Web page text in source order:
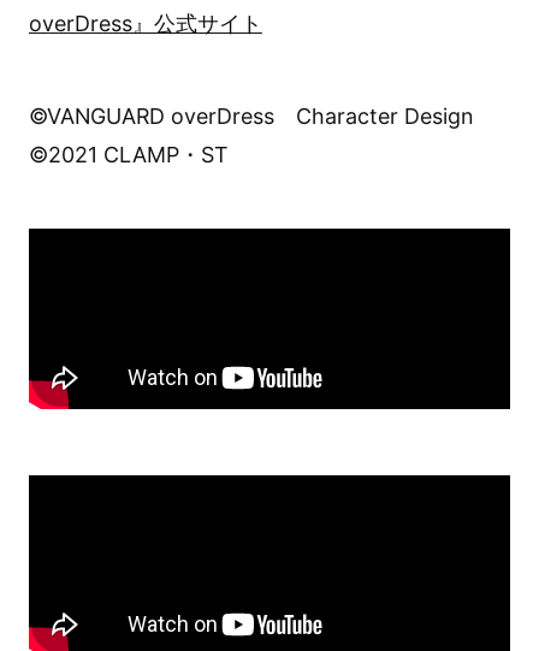
overDress』公式サイト
©VANGUARD overDress Character Design
©2021 CLAMP・ST